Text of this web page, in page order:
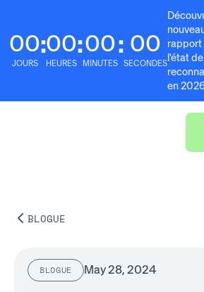
00
JOURS
:00
HEURES
:00
MINUTES
: 00
SECONDES
rapport
l'état
en
BLOGUE
BLOGUE May 28, 2024